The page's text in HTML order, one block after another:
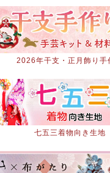
2026年干支・正月飾り手
七五三着物向き生地